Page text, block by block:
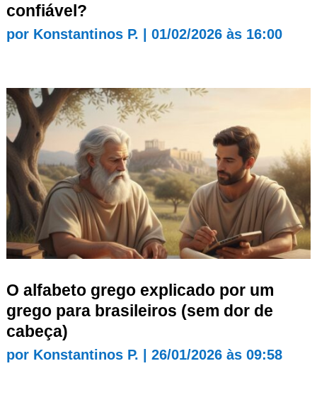
confiável?
por Konstantinos P. | 01/02/2026 às 16:00
O alfabeto grego explicado por um
grego para brasileiros (sem dor de
cabeça)
por Konstantinos P. 26/01/2026 às 09:58